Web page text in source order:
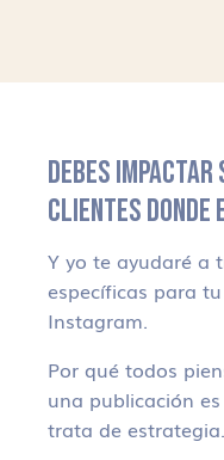
DEBES
CLIENTES DONDE
Y yo te ayudaré a
específicas para
Instagram.
Por qué todos
una publicación
trata de estrategia.